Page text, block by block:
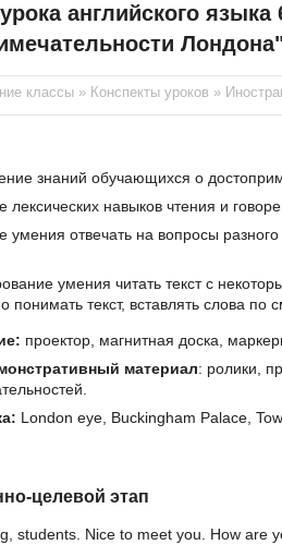
английского языка
классы » Конспекты уроков »
знаний обучающихся о
лексических навыков чтения и
умения отвечать на вопросы
умения читать текст с
понимать текст, вставлять слова по
проектор, магнитная доска,
материал: ролики,
London eye, Buckingham Palace,
целевой этап
students. Nice to meet you. How are